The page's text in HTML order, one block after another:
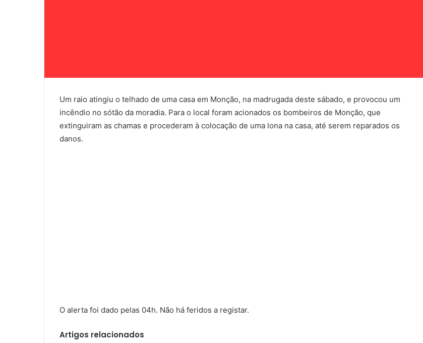
Um raio atingiu o telhado de uma casa em Monção, na madrugada deste sábado, e provocou um
incêndio no sótão da moradia. Para o local foram acionados os bombeiros de Monção, que
extinguiram as chamas e procederam à colocação de uma lona na casa, até serem reparados os
danos.
O alerta foi dado pelas 04h. Não há feridos a registar.
Artigos relacionados